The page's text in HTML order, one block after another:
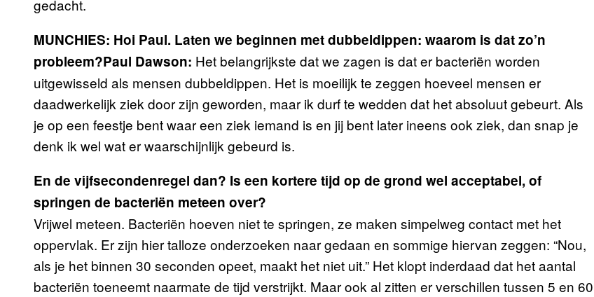
gedacht.
MUNCHIES: Hoi Paul. Laten we beginnen met dubbeldippen: waarom is dat zo’n
probleem?Paul Dawson: Het belangrijkste dat we zagen is dat er bacteriën worden
uitgewisseld als mensen dubbeldippen. Het is moeilijk te zeggen hoeveel mensen er
daadwerkelijk ziek door zijn geworden, maar ik durf te wedden dat het absoluut gebeurt. Als
je op een feestje bent waar een ziek iemand is en jij bent later ineens ook ziek, dan snap je
denk ik wel wat er waarschijnlijk gebeurd is.
En de vijfsecondenregel dan? Is een kortere tijd op de grond wel acceptabel, of
springen de bacteriën meteen over?
Vrijwel meteen. Bacteriën hoeven niet te springen, ze maken simpelweg contact met het
oppervlak. Er zijn hier talloze onderzoeken naar gedaan en sommige hiervan zeggen: “Nou,
als je het binnen 30 seconden opeet, maakt het niet uit.” Het klopt inderdaad dat het aantal
bacteriën toeneemt naarmate de tijd verstrijkt. Maar ook al zitten er verschillen tussen 5 en 60